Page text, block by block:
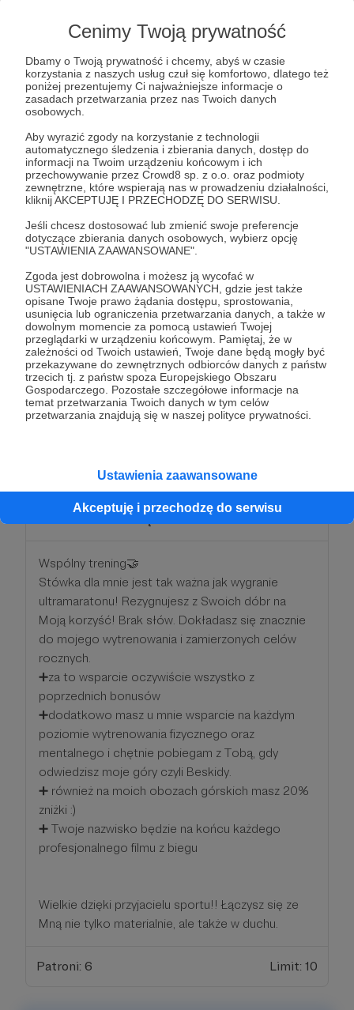
Cenimy Twoją prywatność
Dbamy o Twoją prywatność i chcemy, abyś w czasie
korzystania z naszych usług czuł się komfortowo, dlatego też
poniżej prezentujemy Ci najważniejsze informacje o
zasadach przetwarzania przez nas Twoich danych
osobowych.
Aby wyrazić zgody na korzystanie z technologii
automatycznego śledzenia i zbierania danych, dostęp do
informacji na Twoim urządzeniu końcowym i ich
przechowywanie przez Crowd8 sp. z o.o. oraz podmioty
zewnętrzne, które wspierają nas w prowadzeniu działalności,
kliknij AKCEPTUJĘ I PRZECHODZĘ DO SERWISU.
Jeśli chcesz dostosować lub zmienić swoje preferencje
dotyczące zbierania danych osobowych, wybierz opcję
"USTAWIENIA ZAAWANSOWANE".
Zgoda jest dobrowolna i możesz ją wycofać w
USTAWIENIACH ZAAWANSOWANYCH, gdzie jest także
opisane Twoje prawo żądania dostępu, sprostowania,
usunięcia lub ograniczenia przetwarzania danych, a także w
dowolnym momencie za pomocą ustawień Twojej
przeglądarki w urządzeniu końcowym. Pamiętaj, że w
zależności od Twoich ustawień, Twoje dane będą mogły być
przekazywane do zewnętrznych odbiorców danych z państw
trzecich tj. z państw spoza Europejskiego Obszaru
Gospodarczego. Pozostałe szczegółowe informacje na
temat przetwarzania Twoich danych w tym celów
przetwarzania znajdują się w naszej polityce prywatności.
Ustawienia zaawansowane
Akceptuję i przechodzę do serwisu
75 zł miesięcznie
Wsparcie fanatyka kawy z ultrasem ☕
Dziękuje z całego serca za ten wybór!
Indywidualna i wyjątkowa kawa leci do Ciebie.
- 250 gramowa indywidualna paczka kawy co
miesiąc z Twoim nazwiskiem na kawie (wysyłka co
drugi miesiąc na Twój adres). Ten Gift zaczyna się
od tego progu i jest to wyjątkowy i oryginalny
prezent.
- Oczywiście wszystko co we wcześniejszych
progach.
“Rzeczy wydają się niemożliwe dopóki nie zostaną
zrobione” - Nelson Mandela
100 zł miesięcznie
Wspólny trening🤝
Stówka dla mnie jest tak ważna jak wygranie
ultramaratonu! Rezygnujesz z Swoich dóbr na
Moją korzyść! Brak słów. Dokładasz się znacznie
do mojego wytrenowania i zamierzonych celów
rocznych.
➕za to wsparcie oczywiście wszystko z
poprzednich bonusów
➕dodatkowo masz u mnie wsparcie na każdym
poziomie wytrenowania fizycznego oraz
mentalnego i chętnie pobiegam z Tobą, gdy
odwiedzisz moje góry czyli Beskidy.
➕ również na moich obozach górskich masz 20%
zniżki :)
➕ Twoje nazwisko będzie na końcu każdego
profesjonalnego filmu z biegu
Wielkie dzięki przyjacielu sportu!! Łączysz się ze
Mną nie tylko materialnie, ale także w duchu.
Patroni: 6 Limit: 10